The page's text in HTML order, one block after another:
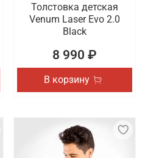
Толстовка детская
Venum Laser Evo 2.0
Black
8 990 ₽
В корзину